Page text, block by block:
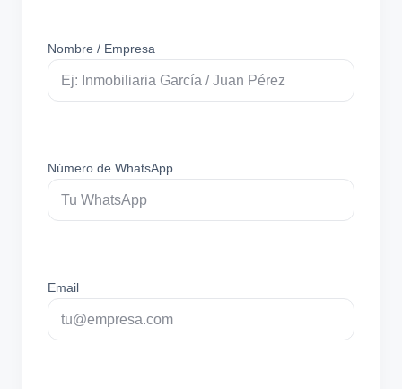
Nombre / Empresa
Número de WhatsApp
Email